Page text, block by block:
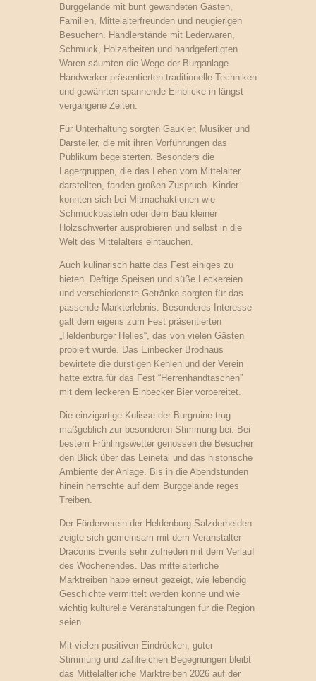
Burggelände mit bunt gewandeten Gästen,
Familien, Mittelalterfreunden und neugierigen
Besuchern. Händlerstände mit Lederwaren,
Schmuck, Holzarbeiten und handgefertigten
Waren säumten die Wege der Burganlage.
Handwerker präsentierten traditionelle Techniken
und gewährten spannende Einblicke in längst
vergangene Zeiten.
Für Unterhaltung sorgten Gaukler, Musiker und
Darsteller, die mit ihren Vorführungen das
Publikum begeisterten. Besonders die
Lagergruppen, die das Leben vom Mittelalter
darstellten, fanden großen Zuspruch. Kinder
konnten sich bei Mitmachaktionen wie
Schmuckbasteln oder dem Bau kleiner
Holzschwerter ausprobieren und selbst in die
Welt des Mittelalters eintauchen.
Auch kulinarisch hatte das Fest einiges zu
bieten. Deftige Speisen und süße Leckereien
und verschiedenste Getränke sorgten für das
passende Markterlebnis. Besonderes Interesse
galt dem eigens zum Fest präsentierten
„Heldenburger Helles“, das von vielen Gästen
probiert wurde. Das Einbecker Brodhaus
bewirtete die durstigen Kehlen und der Verein
hatte extra für das Fest “Herrenhandtaschen”
mit dem leckeren Einbecker Bier vorbereitet.
Die einzigartige Kulisse der Burgruine trug
maßgeblich zur besonderen Stimmung bei. Bei
bestem Frühlingswetter genossen die Besucher
den Blick über das Leinetal und das historische
Ambiente der Anlage. Bis in die Abendstunden
hinein herrschte auf dem Burggelände reges
Treiben.
Der Förderverein der Heldenburg Salzderhelden
zeigte sich gemeinsam mit dem Veranstalter
Draconis Events sehr zufrieden mit dem Verlauf
des Wochenendes. Das mittelalterliche
Marktreiben habe erneut gezeigt, wie lebendig
Geschichte vermittelt werden könne und wie
wichtig kulturelle Veranstaltungen für die Region
seien.
Mit vielen positiven Eindrücken, guter
Stimmung und zahlreichen Begegnungen bleibt
das Mittelalterliche Marktreiben 2026 auf der